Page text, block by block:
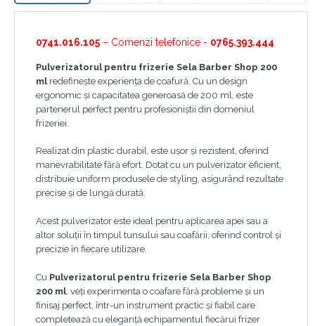
0741.016.105 – Comenzi telefonice - 0765.393.444
Pulverizatorul pentru frizerie Sela Barber Shop 200
mlredefinește experiența de coafură. Cu un design
ergonomic și capacitatea generoasă de 200 ml, este
partenerul perfect pentru profesioniștii din domeniul
frizeriei.
Realizat din plastic durabil, este ușor și rezistent, oferind
manevrabilitate fără efort. Dotat cu un pulverizator eficient,
distribuie uniform produsele de styling, asigurând rezultate
precise și de lungă durată.
Acest pulverizator este ideal pentru aplicarea apei sau a
altor soluții în timpul tunsului sau coafării, oferind control și
precizie în fiecare utilizare.
Cu Pulverizatorul pentru frizerie Sela Barber Shop
200 ml, veți experimenta o coafare fără probleme și un
finisaj perfect, într-un instrument practic și fiabil care
completează cu eleganță echipamentul fiecărui frizer